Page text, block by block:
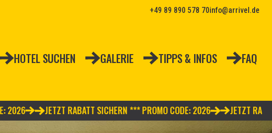
+49 89 890 578 70info@arrivel.de
HOTEL SUCHEN GALERIE TIPPS & INFOS FAQ
JETZT RABATT SICHERN *** PROMO CODE: 2026 JETZT RABATT